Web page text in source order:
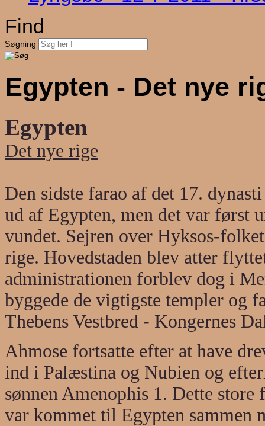
Find
Søgning
Egypten - Det nye
Egypten
Det nye rige
Den sidste farao af det 17.
ud af Egypten, men det var først
vundet. Sejren over Hyksos-
rige. Hovedstaden blev atter
administrationen forblev dog i
byggede de vigtigste templer og
Thebens Vestbred - Kongernes
Ahmose fortsatte efter at have
ind i Palæstina og Nubien og
sønnen Amenophis 1. Dette
var kommet til Egypten sammen